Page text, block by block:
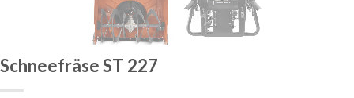
Schneefräse ST 227